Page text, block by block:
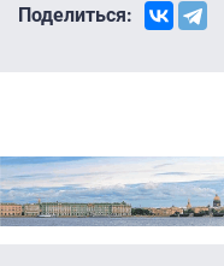
Поделиться: